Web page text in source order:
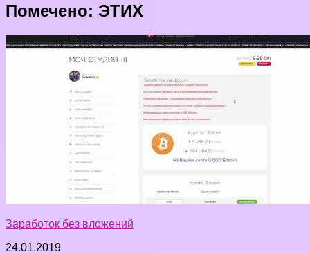
Помечено: ЭТИХ
Заработок без вложений
24.01.2019